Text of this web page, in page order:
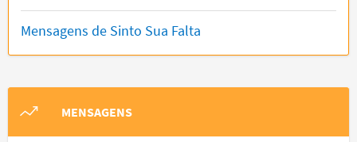
Mensagens de Sinto Sua Falta
MENSAGENS